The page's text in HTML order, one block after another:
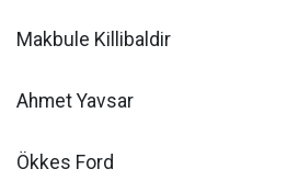
Makbule Killibaldir
Ahmet Yavsar
Ökkes Ford